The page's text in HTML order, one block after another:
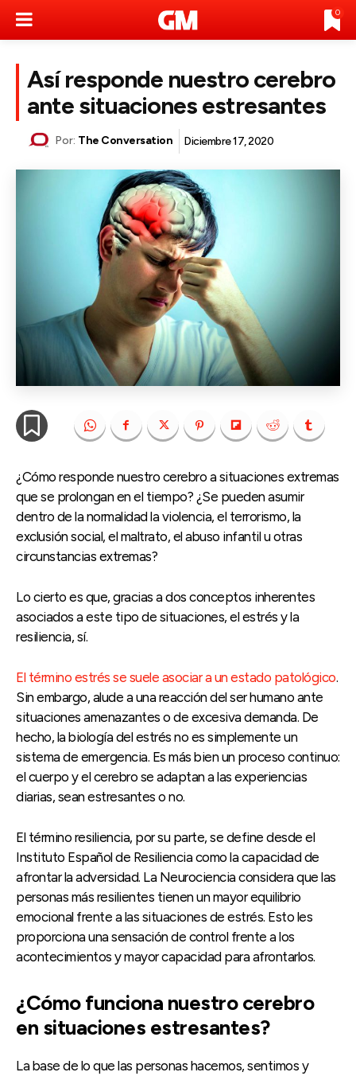
0
Así responde nuestro cerebro
ante situaciones estresantes
Por: The Conversation Diciembre 17, 2020
¿Cómo responde nuestro cerebro a situaciones extremas
que se prolongan en el tiempo? ¿Se pueden asumir
dentro de la normalidad la violencia, el terrorismo, la
exclusión social, el maltrato, el abuso infantil u otras
circunstancias extremas?
Lo cierto es que, gracias a dos conceptos inherentes
asociados a este tipo de situaciones, el estrés y la
resiliencia, sí.
El término estrés se suele asociar a un estado patológico.
Sin embargo, alude a una reacción del ser humano ante
situaciones amenazantes o de excesiva demanda. De
hecho, la biología del estrés no es simplemente un
sistema de emergencia. Es más bien un proceso continuo:
el cuerpo y el cerebro se adaptan a las experiencias
diarias, sean estresantes o no.
El término resiliencia, por su parte, se define desde el
Instituto Español de Resiliencia como la capacidad de
afrontar la adversidad. La Neurociencia considera que las
personas más resilientes tienen un mayor equilibrio
emocional frente a las situaciones de estrés. Esto les
proporciona una sensación de control frente a los
acontecimientos y mayor capacidad para afrontarlos.
¿Cómo funciona nuestro cerebro
en situaciones estresantes?
La base de lo que las personas hacemos, sentimos y